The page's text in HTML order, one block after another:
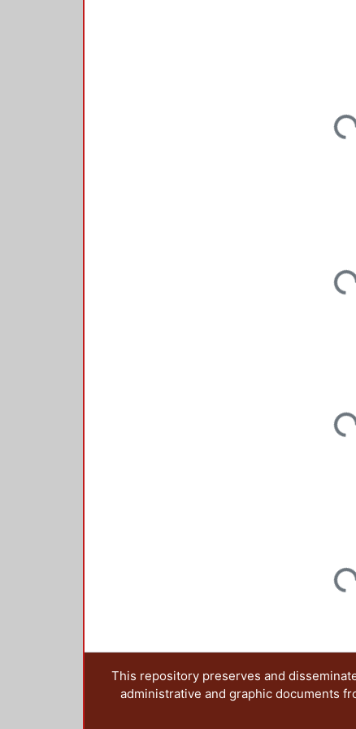
This repository preserves and
administrative and graphic documents